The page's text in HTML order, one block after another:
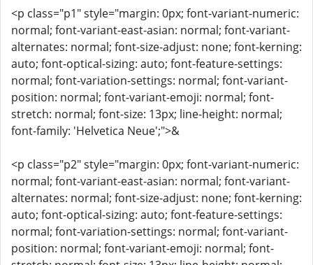
<p class="p1" style="margin: 0px; font-variant-numeric:
normal; font-variant-east-asian: normal; font-variant-
alternates: normal; font-size-adjust: none; font-kerning:
auto; font-optical-sizing: auto; font-feature-settings:
normal; font-variation-settings: normal; font-variant-
position: normal; font-variant-emoji: normal; font-
stretch: normal; font-size: 13px; line-height: normal;
font-family: 'Helvetica Neue';">&
<p class="p2" style="margin: 0px; font-variant-numeric:
normal; font-variant-east-asian: normal; font-variant-
alternates: normal; font-size-adjust: none; font-kerning:
auto; font-optical-sizing: auto; font-feature-settings:
normal; font-variation-settings: normal; font-variant-
position: normal; font-variant-emoji: normal; font-